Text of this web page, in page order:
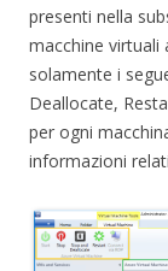
presenti nella
macchine
solamente i
Deallocate,
per ogni
informazioni